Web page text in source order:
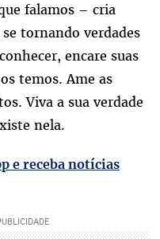
falamos – cria
tornando verdades
encare suas
temos. Ame as
Viva a sua verdade
nela.
e receba notícias